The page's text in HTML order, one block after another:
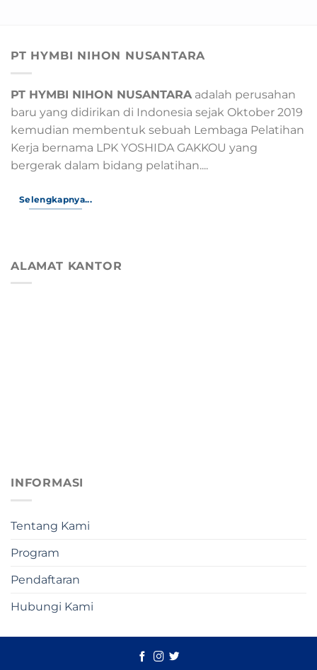
PT HYMBI NIHON NUSANTARA
PT HYMBI NIHON NUSANTARAadalah perusahan
baru yang didirikan di Indonesia sejak Oktober 2019
kemudian membentuk sebuah Lembaga Pelatihan
Kerja bernama LPK YOSHIDA GAKKOU yang
bergerak dalam bidang pelatihan....
Selengkapnya...
ALAMAT KANTOR
INFORMASI
Tentang Kami
Program
Pendaftaran
Hubungi Kami